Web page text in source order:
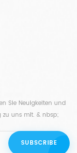
Sie Neuigkeiten und
zu uns mit. & nbsp;